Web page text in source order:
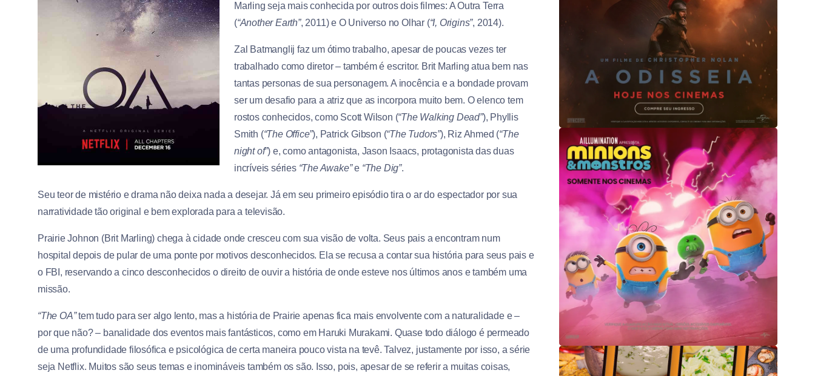
Marling seja mais conhecida por outros dois filmes: A Outra Terra
(“Another Earth”, 2011) e O Universo no Olhar (“I, Origins”, 2014).
Zal Batmanglij faz um ótimo trabalho, apesar de poucas vezes ter
trabalhado como diretor – também é escritor. Brit Marling atua bem nas
tantas personas de sua personagem. A inocência e a bondade provam
ser um desafio para a atriz que as incorpora muito bem. O elenco tem
rostos conhecidos, como Scott Wilson (“The Walking Dead”), Phyllis
Smith (“The Office”), Patrick Gibson (“The Tudors”), Riz Ahmed (“The
night of”) e, como antagonista, Jason Isaacs, protagonista das duas
incríveis séries “The Awake”e “The Dig”.
Seu teor de mistério e drama não deixa nada a desejar. Já em seu primeiro episódio tira o ar do espectador por sua
narratividade tão original e bem explorada para a televisão.
Prairie Johnon (Brit Marling) chega à cidade onde cresceu com sua visão de volta. Seus pais a encontram num
hospital depois de pular de uma ponte por motivos desconhecidos. Ela se recusa a contar sua história para seus pais e
o FBI, reservando a cinco desconhecidos o direito de ouvir a história de onde esteve nos últimos anos e também uma
missão.
“The OA”tem tudo para ser algo lento, mas a história de Prairie apenas fica mais envolvente com a naturalidade e –
por que não? – banalidade dos eventos mais fantásticos, como em Haruki Murakami. Quase todo diálogo é permeado
de uma profundidade filosófica e psicológica de certa maneira pouco vista na tevê. Talvez, justamente por isso, a série
seja Netflix. Muitos são seus temas e inomináveis também os são. Isso, pois, apesar de se referir a muitas coisas,